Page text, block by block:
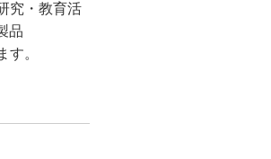
究・教育活
品
す。